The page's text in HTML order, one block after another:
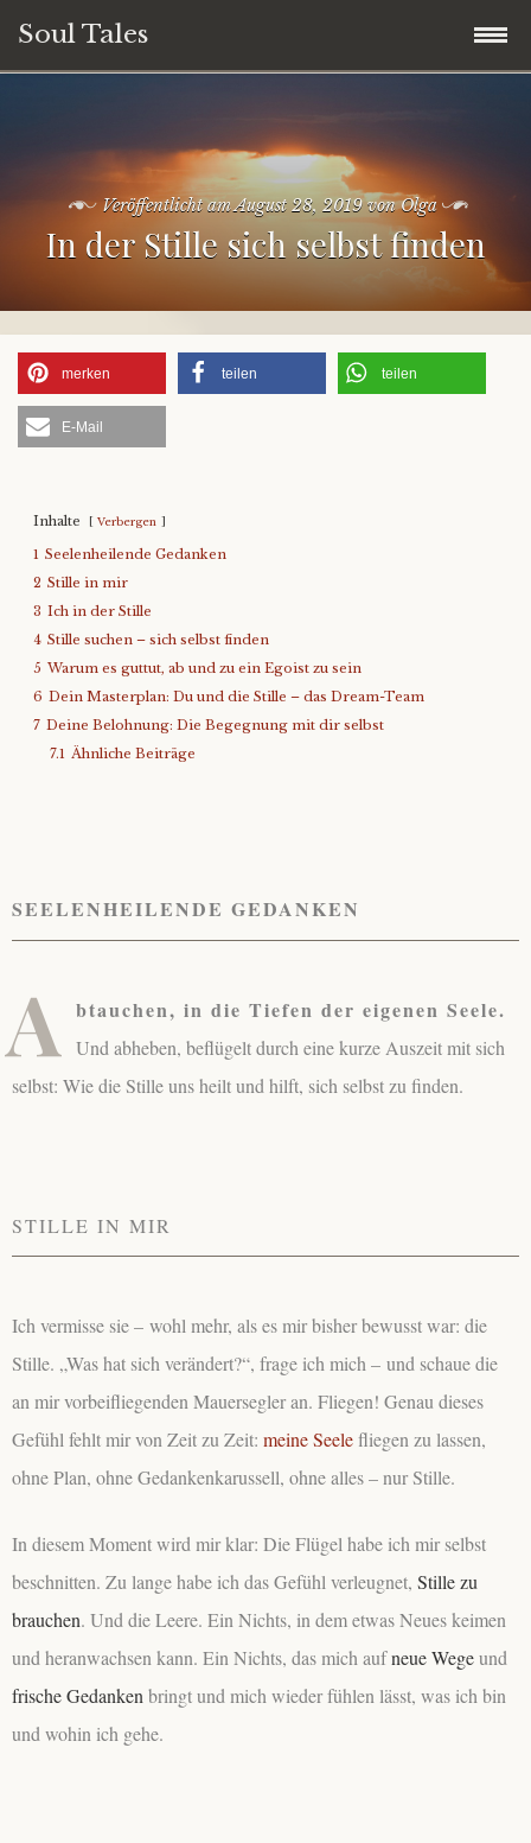
Soul Tales
Soul Storys
Soul Quotes
Soul Life
Soul People
Soul Travel
About
Contact
Veröffentlicht amAugust 28, 2019vonOlga
In der Stille sich selbst finden
merken teilen teilen
E-Mail
Inhalte Verbergen
1 Seelenheilende Gedanken
2 Stille in mir
3 Ich in der Stille
4 Stille suchen – sich selbst finden
5 Warum es guttut, ab und zu ein Egoist zu sein
6 Dein Masterplan: Du und die Stille – das Dream-Team
7 Deine Belohnung: Die Begegnung mit dir selbst
7.1 Ähnliche Beiträge
SEELENHEILENDE GEDANKEN
A btauchen, in die Tiefen der eigenen Seele.
Und abheben, beflügelt durch eine kurze Auszeit mit sich
selbst: Wie die Stille uns heilt und hilft, sich selbst zu finden.
STILLE IN MIR
Ich vermisse sie – wohl mehr, als es mir bisher bewusst war: die
Stille. „Was hat sich verändert?“, frage ich mich – und schaue die
an mir vorbeifliegenden Mauersegler an. Fliegen! Genau dieses
Gefühl fehlt mir von Zeit zu Zeit: meine Seelefliegen zu lassen,
ohne Plan, ohne Gedankenkarussell, ohne alles – nur Stille.
In diesem Moment wird mir klar: Die Flügel habe ich mir selbst
beschnitten. Zu lange habe ich das Gefühl verleugnet, Stille zu
brauchen. Und die Leere. Ein Nichts, in dem etwas Neues keimen
und heranwachsen kann. Ein Nichts, das mich aufneue Wegeund
frische Gedanken bringt und mich wieder fühlen lässt, was ich bin
und wohin ich gehe.